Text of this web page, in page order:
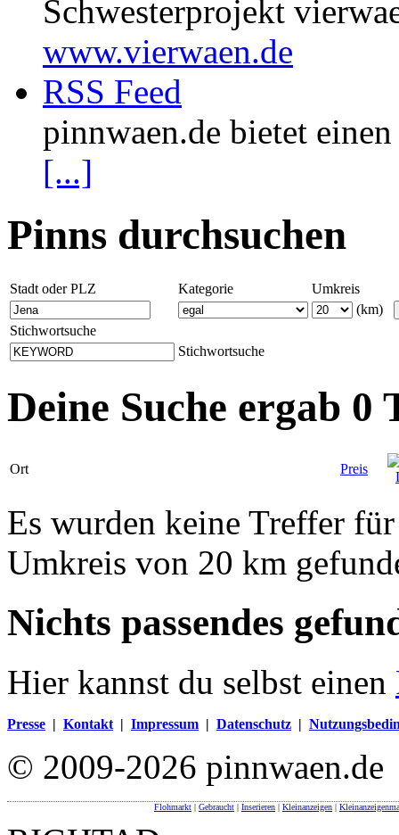
Schwesterprojekt
www.vierwaen.de
RSS Feed
pinnwaen.de bietet
[...]
Pinns durchsuchen
Stadt oder PLZ Kategorie
Umkreis
(km)
Stichwortsuche
Stichwortsuche
Deine Suche ergab 0
Ort Preis
Es wurden keine Treffer
Umkreis von 20 km
Nichts passendes
Hier kannst du selbst einen
Presse | Kontakt | Impressum | Datenschutz |
© 2009-2026 pinnwaen.de
Flohmarkt | Gebraucht | Inserieren | Kleinanzeigen |